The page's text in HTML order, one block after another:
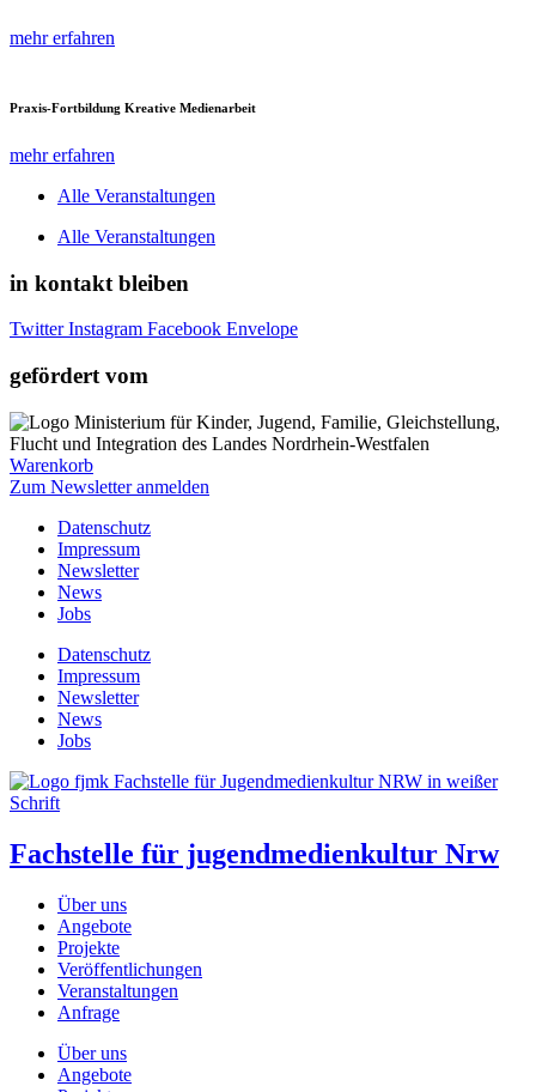
mehr erfahren
Praxis-Fortbildung Kreative Medienarbeit
mehr erfahren
Alle Veranstaltungen
Alle Veranstaltungen
in kontakt bleiben
Twitter Instagram Facebook Envelope
gefördert vom
Warenkorb
Zum Newsletter anmelden
Datenschutz
Impressum
Newsletter
News
Jobs
Datenschutz
Impressum
Newsletter
News
Jobs
Fachstelle für jugendmedienkultur Nrw
Über uns
Angebote
Projekte
Veröffentlichungen
Veranstaltungen
Anfrage
Über uns
Angebote